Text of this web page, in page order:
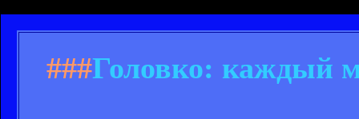
###Головко: каждый